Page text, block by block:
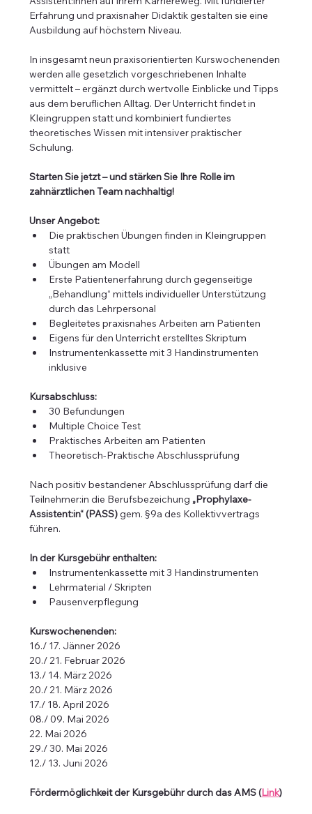
Erfahrung und praxisnaher Didaktik gestalten sie eine
Ausbildung auf höchstem Niveau.
In insgesamt neun praxisorientierten Kurswochenenden
werden alle gesetzlich vorgeschriebenen Inhalte
vermittelt – ergänzt durch wertvolle Einblicke und Tipps
aus dem beruflichen Alltag. Der Unterricht findet in
Kleingruppen statt und kombiniert fundiertes
theoretisches Wissen mit intensiver praktischer
Schulung.
Starten Sie jetzt – und stärken Sie Ihre Rolle im
zahnärztlichen Team nachhaltig!
Unser Angebot:
Die praktischen Übungen finden in Kleingruppen
statt
Übungen am Modell
Erste Patientenerfahrung durch gegenseitige
„Behandlung“ mittels individueller Unterstützung
durch das Lehrpersonal
Begleitetes praxisnahes Arbeiten am Patienten
Eigens für den Unterricht erstelltes Skriptum
Instrumentenkassette mit 3 Handinstrumenten
inklusive
Kursabschluss:
30 Befundungen
Multiple Choice Test
Praktisches Arbeiten am Patienten
Theoretisch-Praktische Abschlussprüfung
Nach positiv bestandener Abschlussprüfung darf die
Teilnehmer:in die Berufsbezeichung „Prophylaxe-
Assistent:in“ (PASS) gem. §9a des Kollektivvertrags
führen.
In der Kursgebühr enthalten:
Instrumentenkassette mit 3 Handinstrumenten
Lehrmaterial / Skripten
Pausenverpflegung
Kurswochenenden:
16./ 17. Jänner 2026
20./ 21. Februar 2026
13./ 14. März 2026
20./ 21. März 2026
17./ 18. April 2026
08./ 09. Mai 2026
22. Mai 2026
29./ 30. Mai 2026
12./ 13. Juni 2026
Fördermöglichkeit der Kursgebühr durch das AMS (Link)